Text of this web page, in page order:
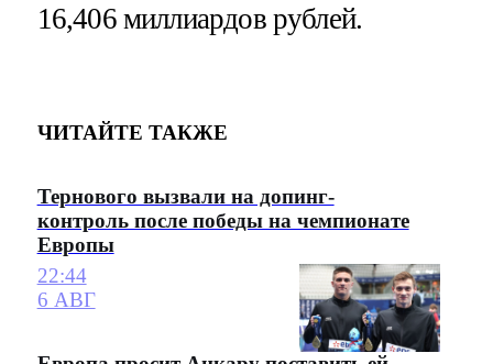
16,406 миллиардов рублей.
ЧИТАЙТЕ ТАКЖЕ
Тернового вызвали на допинг-
контроль после победы на чемпионате
Европы
22:44
6 АВГ